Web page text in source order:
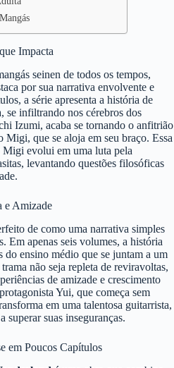
Impacta
seinen de todos os tempos,
por sua narrativa envolvente e
a série apresenta a história de
se infiltrando nos cérebros dos
Izumi, acaba se tornando o anfitrião
Migi, que se aloja em seu braço. Essa
evolui em uma luta pela
levantando questões filosóficas
e Amizade
de como uma narrativa simples
Em apenas seis volumes, a história
do ensino médio que se juntam a um
não seja repleta de reviravoltas,
de amizade e crescimento
Yui, que começa sem
em uma talentosa guitarrista,
superar suas inseguranças.
em Poucos Capítulos